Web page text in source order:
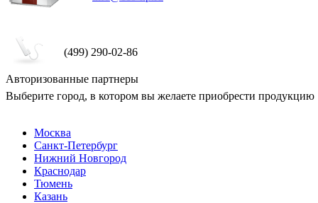
(499) 290-02-86
Авторизованные партнеры
Выберите город, в котором вы желаете приобрести продукцию
Москва
Санкт-Петербург
Нижний Новгород
Краснодар
Тюмень
Казань